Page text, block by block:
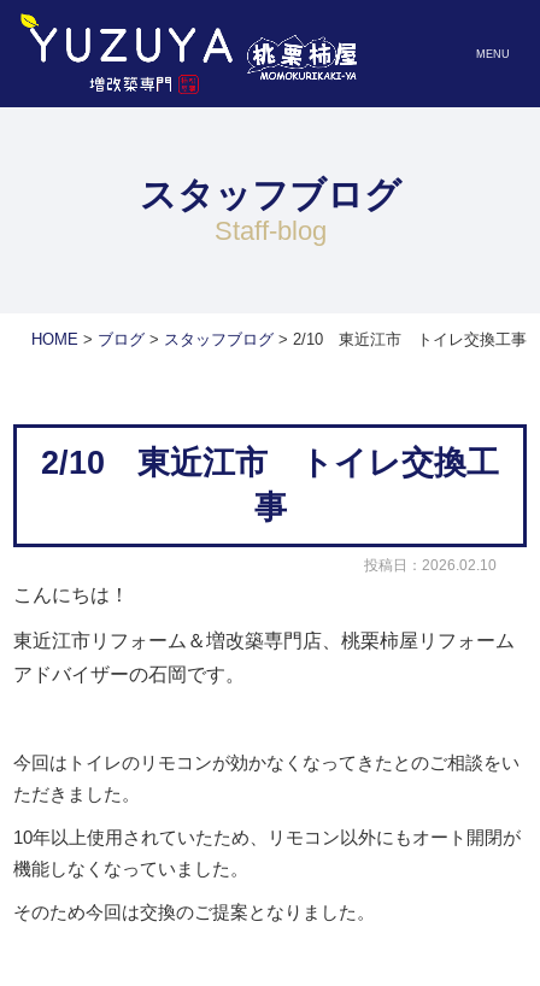
MENU
スタッフブログ
staff-blog
HOME> ブログ> スタッフブログ> 2/10 東近江市 トイレ交換工事
2/10 東近江市 トイレ交換工
事
投稿日：2026.02.10
こんにちは！
東近江市リフォーム＆増改築専門店、桃栗柿屋リフォーム
アドバイザーの石岡です。
今回はトイレのリモコンが効かなくなってきたとのご相談をい
ただきました。
10年以上使用されていたため、リモコン以外にもオート開閉が
機能しなくなっていました。
そのため今回は交換のご提案となりました。